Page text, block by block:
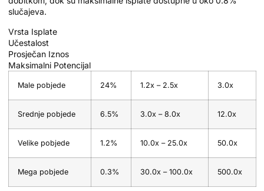
slučajeva.
Vrsta Isplate
Učestalost
Prosječan Iznos
Maksimalni Potencijal
Male pobjede 24% 1.2x – 2.5x 3.0x
Srednje pobjede 6.5% 3.0x – 8.0x 12.0x
Velike pobjede 1.2% 10.0x – 25.0x 50.0x
Mega pobjede 0.3% 30.0x – 100.0x 500.0x